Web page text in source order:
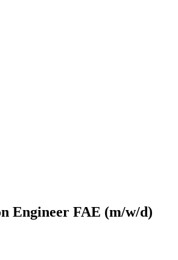
Engineer FAE (m/w/d)